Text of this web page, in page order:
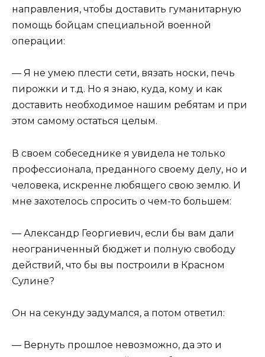
направления, чтобы доставить гуманитарную
помощь бойцам специальной военной
операции:
— Я не умею плести сети, вязать носки, печь
пирожки и т.д. Но я знаю, куда, кому и как
доставить необходимое нашим ребятам и при
этом самому остаться целым.
В своем собеседнике я увидела не только
профессионала, преданного своему делу, но и
человека, искренне любящего свою землю. И
мне захотелось спросить о чем-то большем:
— Александр Георгиевич, если бы вам дали
неограниченный бюджет и полную свободу
действий, что бы вы построили в Красном
Сулине?
Он на секунду задумался, а потом ответил:
— Вернуть прошлое невозможно, да это и